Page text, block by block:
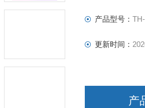
产品型号：
更新时间：
产